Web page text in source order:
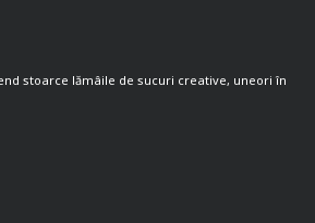
stoarce lămâile de sucuri creative, uneori în